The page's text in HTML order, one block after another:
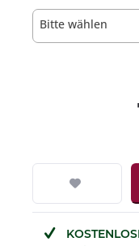
Bitte wählen